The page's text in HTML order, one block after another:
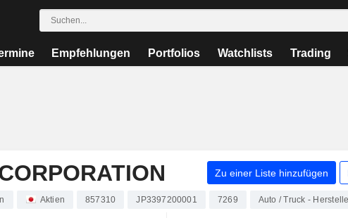
Empfehlungen Portfolios Watchlists Trading
Zu einer Liste hinzufügen
Aktien 857310 JP3397200001 7269 Auto / Truck -